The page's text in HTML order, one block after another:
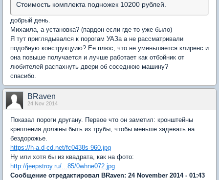
Стоимость комплекта подножек 10200 рублей.
добрый день.
Михаила, а установка? (пардон если где то уже было)
Я тут приглядывался к порогам УАЗа а не рассматривали
подобную конструкцуию? Ее плюс, что не уменьшается клиренс и
она повыше получается и лучше работает как отбойник от
любителей распахнуть двери об соседнюю машину?
спасибо.
BRaven
24 Nov 2014
Показал пороги другану. Первое что он заметил: кронштейны
крепления должны быть из трубы, чтобы меньше задевать на
бездорожье.
https://h-a.d-cd.net/fc0438s-960.jpg
Ну или хотя бы из квадрата, как на фото:
http://jeepstroy.ru/...85/0whne072.jpg
Сообщение отредактировал BRaven: 24 November 2014 - 01:43